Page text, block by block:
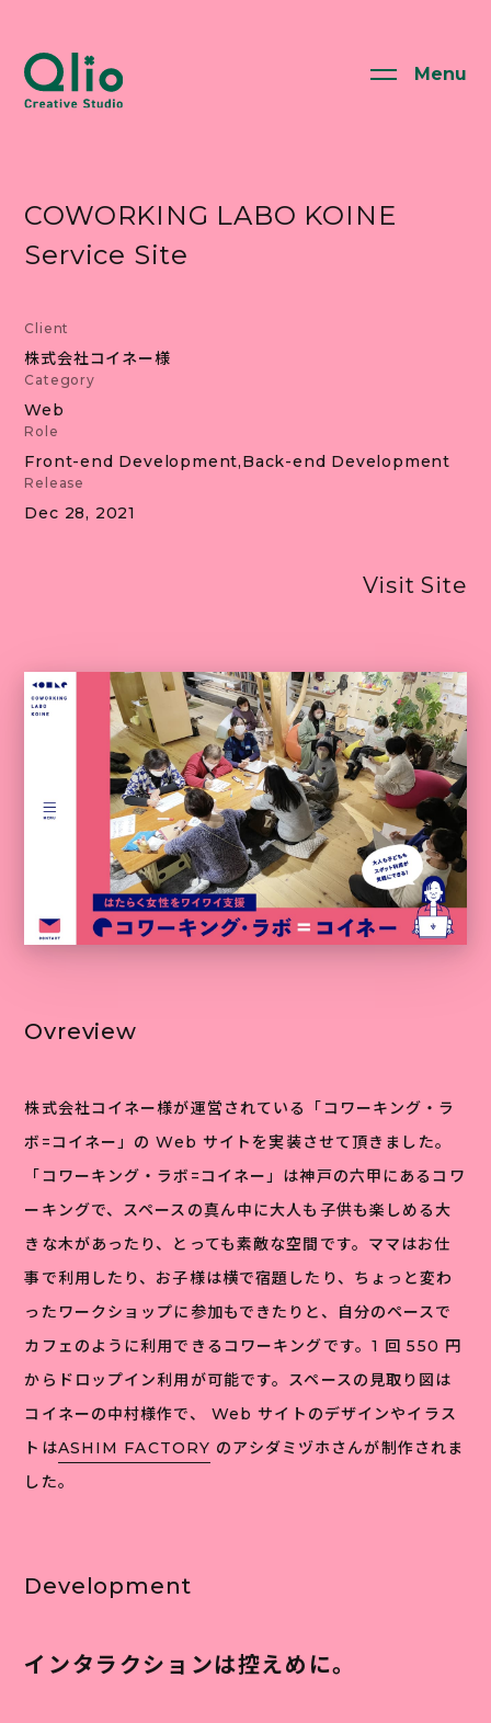
Menu
COWORKING LABO KOINE
Service Site
Client
株式会社コイネー様
Category
Web
Role
Front-end Development Back-end Development
Release
Dec 28, 2021
Visit Site
Ovreview
株式会社コイネー様が運営されている「コワーキング・ラ
ボ=コイネー」の Web サイトを実装させて頂きました。
「コワーキング・ラボ=コイネー」は神戸の六甲にあるコワ
ーキングで、スペースの真ん中に大人も子供も楽しめる大
きな木があったり、とっても素敵な空間です。ママはお仕
事で利用したり、お子様は横で宿題したり、ちょっと変わ
ったワークショップに参加もできたりと、自分のペースで
カフェのように利用できるコワーキングです。1 回 550 円
からドロップイン利用が可能です。スペースの見取り図は
コイネーの中村様作で、 Web サイトのデザインやイラス
トはASHIM FACTORY のアシダミヅホさんが制作されま
した。
Development
インタラクションは控えめに。